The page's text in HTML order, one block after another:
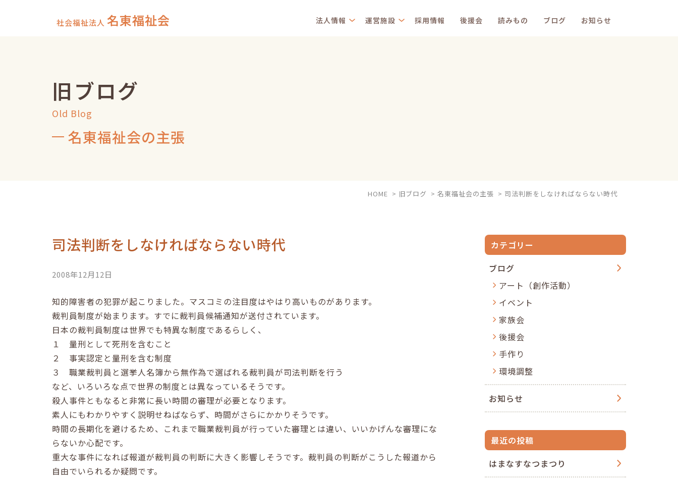
社会福祉法人 名東福祉会 法人情報 運営施設 採用情報 後援会 読みもの ブログ お知らせ
旧ブログ
Old Blog
名東福祉会の主張
HOME > 旧ブログ > 名東福祉会の主張 > 司法判断をしなければならない時代
司法判断をしなければならない時代
2008年12月12日
知的障害者の犯罪が起こりました。マスコミの注目度はやはり高いものがあります。
裁判員制度が始まります。すでに裁判員候補通知が送付されています。
日本の裁判員制度は世界でも特異な制度であるらしく、
１ 量刑として死刑を含むこと
２ 事実認定と量刑を含む制度
３ 職業裁判員と選挙人名簿から無作為で選ばれる裁判員が司法判断を行う
など、いろいろな点で世界の制度とは異なっているそうです。
殺人事件ともなると非常に長い時間の審理が必要となります。
素人にもわかりやすく説明せねばならず、時間がさらにかかりそうです。
時間の長期化を避けるため、これまで職業裁判員が行っていた審理とは違い、いいかげんな審理にな
らないか心配です。
重大な事件になれば報道が裁判員の判断に大きく影響しそうです。裁判員の判断がこうした報道から
自由でいられるか疑問です。
カテゴリー
ブログ
アート（創作活動）
イベント
家族会
後援会
手作り
環境調整
お知らせ
最近の投稿
はまなすなつまつり